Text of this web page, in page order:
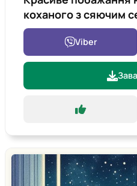
коханого з сяючим
Viber